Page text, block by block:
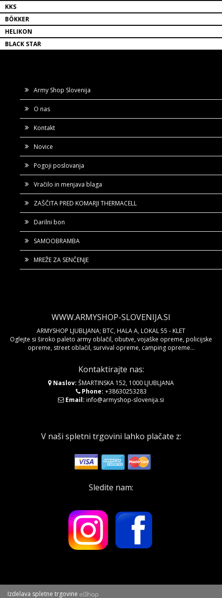
KKS
BÖKKER
HELIKON
BLACK STAR
Army Shop Slovenija
O nas
Kontakt
Novice
Pogoji poslovanja
Vračilo in menjava blaga
ZAŠČITA PRED KOMARJI THERMACELL
Darilni bon
SAMOOBRAMBA
MREŽE ZA SENČENJE
WWW.ARMYSHOP-SLOVENIJA.SI
ARMYSHOP LJUBLJANA; BTC, HALA A, LOKAL 55 - KLET
Oglejte si široko paleto army oblačil, obutve, vojaške opreme, policijske
opreme, street oblačil, survival opreme, camping opreme...
Kontaktirajte nas:
Naslov: ŠMARTINSKA 152, 1000 LJUBLJANA
Phone: +38630253283
Email: info@armyshop-slovenija.si
V naši spletni trgovini lahko plačate z:
Sledite nam:
Izdelava spletne trgovine